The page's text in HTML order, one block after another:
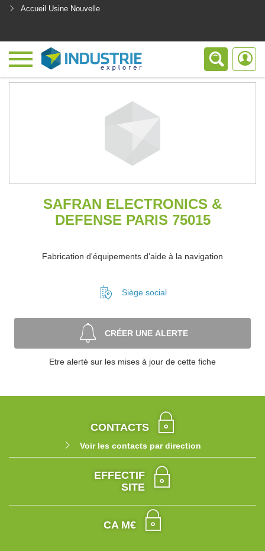
Accueil Usine Nouvelle
SAFRAN ELECTRONICS &
DEFENSE PARIS 75015
Fabrication d'équipements d'aide à la navigation
Siège social
CRÉER UNE ALERTE
Etre alerté sur les mises à jour de cette fiche
CONTACTS
Voir les contacts par direction
EFFECTIF
SITE
CA M€